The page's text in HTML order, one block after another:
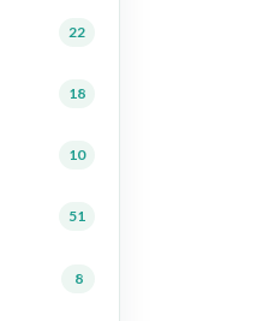
22
18
10
51
8